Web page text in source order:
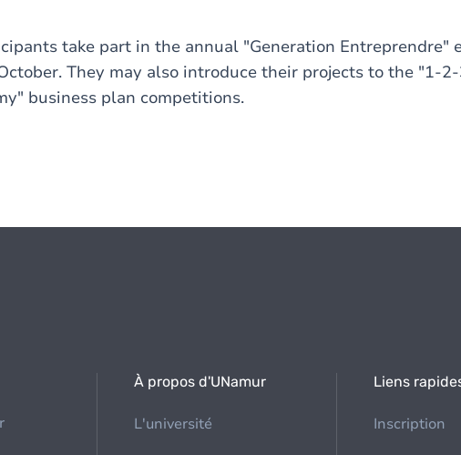
take part in the annual "Generation Entreprendre"
They may also introduce their projects to the "1-
business plan competitions.
À propos d'UNamur
L'université
Liens
Inscription